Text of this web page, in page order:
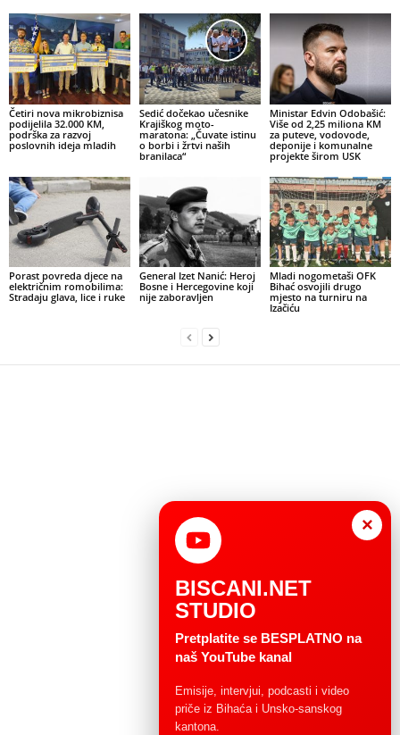
Četiri nova mikrobiznisa
podijelila 32.000 KM,
podrška za razvoj
poslovnih ideja mladih
Sedić dočekao učesnike
Krajiškog moto-
maratona: „Čuvate istinu
o borbi i žrtvi naših
branilaca“
Ministar Edvin Odobašić:
Više od 2,25 miliona KM
za puteve, vodovode,
deponije i komunalne
projekte širom USK
Porast povreda djece na
električnim romobilima:
Stradaju glava, lice i ruke
General Izet Nanić: Heroj
Bosne i Hercegovine koji
nije zaboravljen
Mladi nogometaši OFK
Bihać osvojili drugo
mjesto na turniru na
Izačiću
×
BISCANI.NET
STUDIO
Pretplatite se BESPLATNO na
naš YouTube kanal
Emisije, intervjui, podcasti i video
priče iz Bihaća i Unsko-sanskog
kantona.